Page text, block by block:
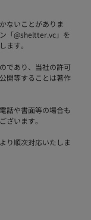
ないことがありま
「@sheltter.vc」を
ます。
であり、当社の許可
開等することは著作
話や書面等の場合も
ざいます。
り順次対応いたしま